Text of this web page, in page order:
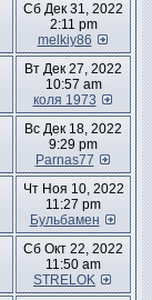
Сб Дек 31, 2022
2:11 pm
melkiy86
Вт Дек 27, 2022
10:57 am
коля 1973
Вс Дек 18, 2022
9:29 pm
Parnas77
Чт Ноя 10, 2022
11:27 pm
Бульбамен
Сб Окт 22, 2022
11:50 am
STRELOK